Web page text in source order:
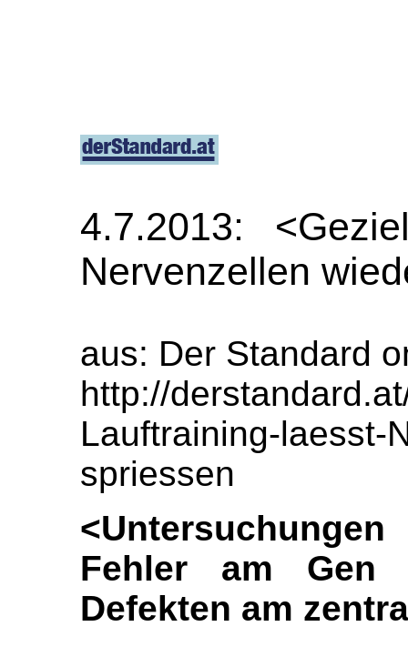
4.7.2013:
Nervenzellen
aus: Der Standard
http://
Lauftraining-laesst-
spriessen
<
Fehler am Gen
Defekten am